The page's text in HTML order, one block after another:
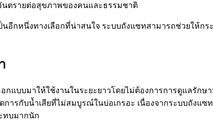
นตรายต่อสุขภาพของคนและธรรมชาติ
นอีกหนึ่งทางเลือกที่น่าสนใจ ระบบถังแซทสามารถช่วยให้
อกแบบมาให้ใช้งานในระยะยาวโดยไม่ต้องการการดูแลรัก
การกับน้ำเสียที่ไม่สมบูรณ์ในบ่อเกรอะ เนื่องจากระบบถังแ
ทบมากนัก